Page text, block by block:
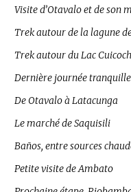
Visite d’Otavalo et de son
Trek autour de la lagune
Trek autour du Lac
Dernière journée
De Otavalo à Latacunga
Le marché de Saquisili
Baños, entre sources
Petite visite de Ambato